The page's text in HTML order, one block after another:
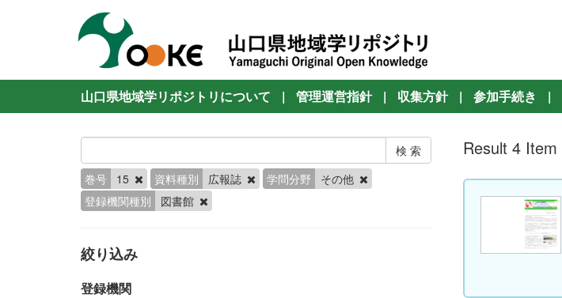
山口県地域学リポジトリについて | 管理運営指針 | 収集方針 | 参加手続き |
巻号 15 資料種別 広報誌 学問分野
その他
登録機関種別
図書館
絞り込み
登録機関
Result 4 Item